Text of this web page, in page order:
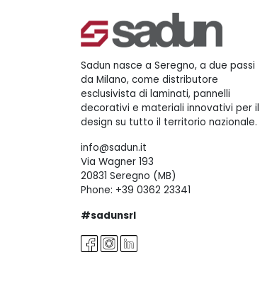
Sadun nasce a Seregno, a due passi
da Milano, come distributore
esclusivista di laminati, pannelli
decorativi e materiali innovativi per il
design su tutto il territorio nazionale.
info@sadun.it
Via Wagner 193
20831 Seregno (MB)
Phone: +39 0362 23341
#sadunsrl